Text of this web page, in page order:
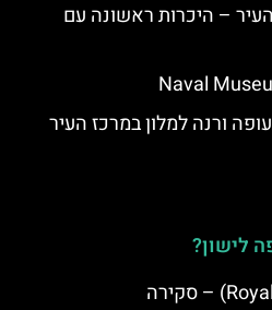
העיר – היכרות ראשונה עם
ורנה למלון במרכז העיר
לישון?